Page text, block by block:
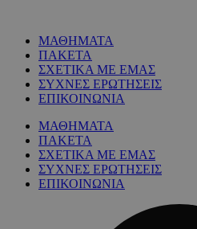
ΜΑΘΗΜΑΤΑ
ΠΑΚΕΤΑ
ΣΧΕΤΙΚΑ ΜΕ ΕΜΑΣ
ΣΥΧΝΕΣ ΕΡΩΤΗΣΕΙΣ
ΕΠΙΚΟΙΝΩΝΙΑ
ΜΑΘΗΜΑΤΑ
ΠΑΚΕΤΑ
ΣΧΕΤΙΚΑ ΜΕ ΕΜΑΣ
ΣΥΧΝΕΣ ΕΡΩΤΗΣΕΙΣ
ΕΠΙΚΟΙΝΩΝΙΑ